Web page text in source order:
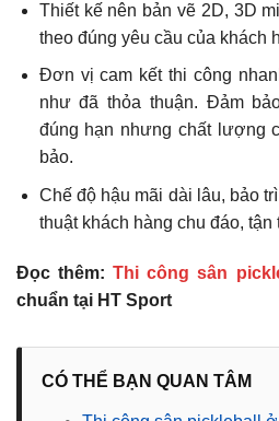
Thiết kế nên bản vẽ 2D, 3D
theo đúng yêu cầu của khách
Đơn vị cam kết thi công
như đã thỏa thuận. Đảm
đúng hạn nhưng chất lượng
bảo.
Chế độ hậu mãi dài lâu, bảo
thuật khách hàng chu đáo, tận
Đọc thêm: Thi công sân
chuẩn tại HT Sport
CÓ THỂ BẠN QUAN TÂM